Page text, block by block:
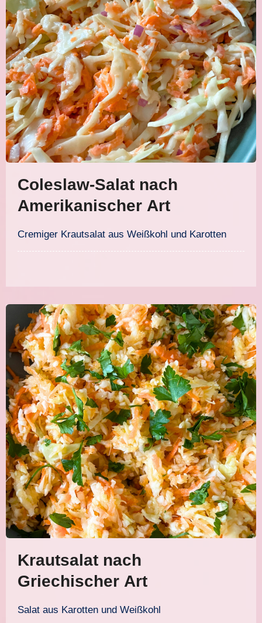
Coleslaw-Salat nach
Amerikanischer Art
Cremiger Krautsalat aus Weißkohl und Karotten
Krautsalat nach
Griechischer Art
Salat aus Karotten und Weißkohl